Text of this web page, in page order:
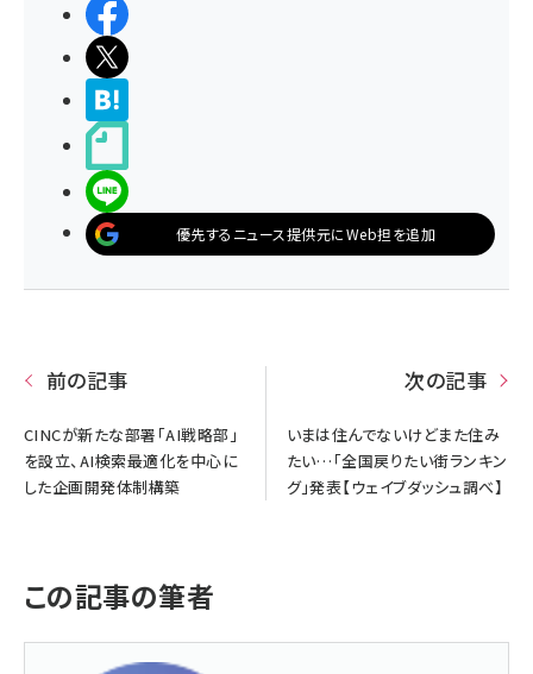
優先するニュース提供元にWeb担を追加
前の記事
CINCが新たな部署「AI戦略部」
を設立、AI検索最適化を中心に
した企画開発体制構築
次の記事
いまは住んでないけどまた住み
たい…「全国戻りたい街ランキン
グ」発表【ウェイブダッシュ調べ】
この記事の筆者